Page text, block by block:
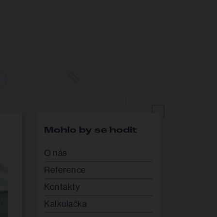
Mohlo by se hodit
O nás
Reference
Kontakty
Kalkulačka